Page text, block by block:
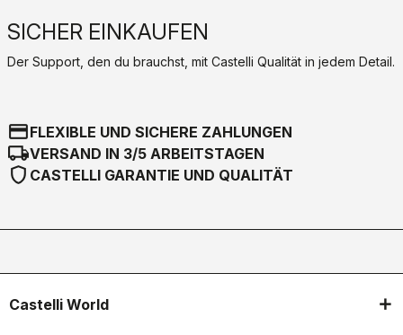
SICHER EINKAUFEN
Der Support, den du brauchst, mit Castelli Qualität in jedem Detail.
credit_cardFLEXIBLE UND SICHERE ZAHLUNGEN
local_shippingVERSAND IN 3/5 ARBEITSTAGEN
shield CASTELLI GARANTIE UND QUALITÄT
Castelli World